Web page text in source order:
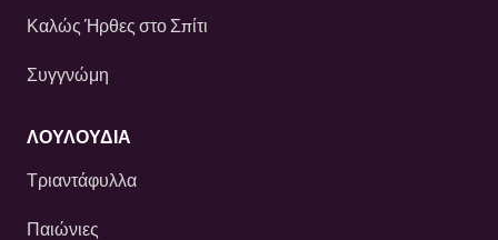
Καλώς Ήρθες στο Σπίτι
Συγγνώμη
ΛΟΥΛΟΎΔΙΑ
Τριαντάφυλλα
Παιώνιες